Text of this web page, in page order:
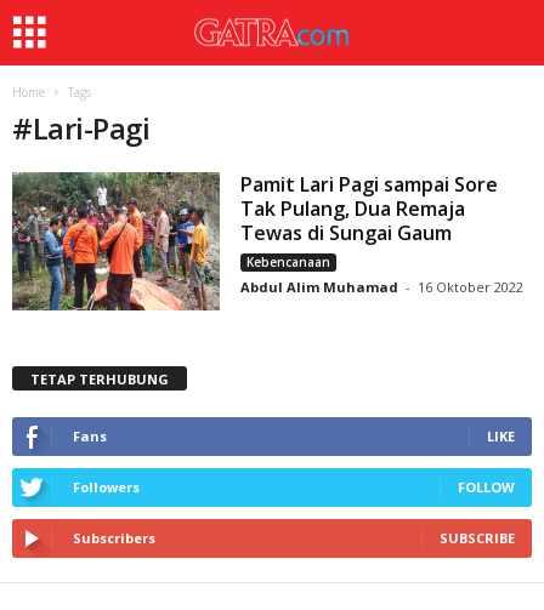
Home Tags
#Lari-Pagi
Pamit Lari Pagi sampai Sore
Tak Pulang, Dua Remaja
Tewas di Sungai Gaum
Kebencanaan
Abdul Alim Muhamad - 16 Oktober 2022
TETAP TERHUBUNG
Fans LIKE
Followers FOLLOW
Subscribers SUBSCRIBE